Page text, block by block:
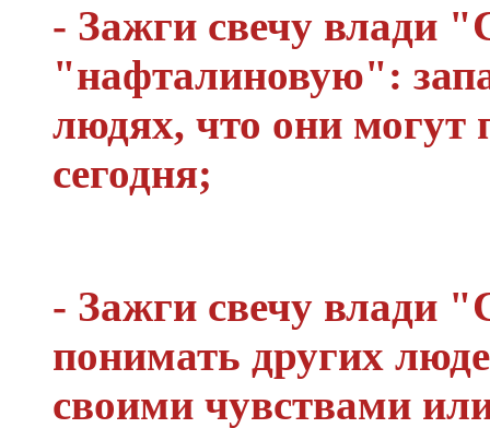
- Зажги свечу влади
"нафталиновую":
людях, что они могут
сегодня;
- Зажги свечу влади
понимать других
своими чувствами